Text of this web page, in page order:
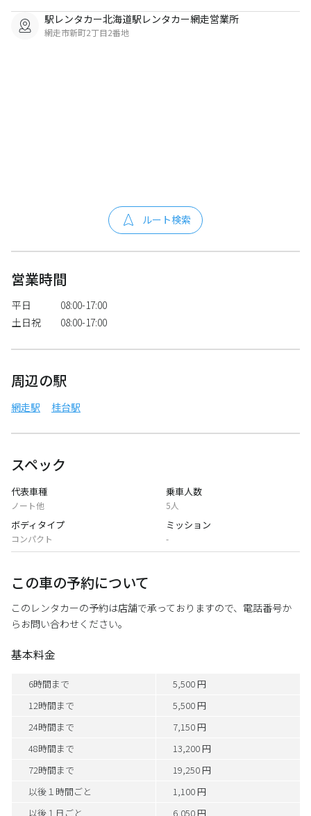
駅レンタカー北海道駅レンタカー網走営業所
網走市新町2丁目2番地
ルート検索
営業時間
平日
08:00-17:00
土日祝
08:00-17:00
周辺の駅
網走駅 桂台駅
スペック
代表車種
ノート他
乗車人数
5人
ボディタイプ
コンパクト
ミッション
-
この車の予約について
このレンタカーの予約は店舗で承っておりますので、電話番号か
らお問い合わせください。
基本料金
6時間まで
5,500 円
12時間まで
5,500 円
24時間まで
7,150 円
48時間まで
13,200 円
72時間まで
19,250 円
以後１時間ごと
1,100 円
以後１日ごと
6,050 円